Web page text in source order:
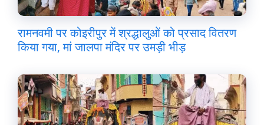
रामनवमी पर कोइरीपुर में श्रद्धालुओं को प्रसाद वितरण
किया गया, मां जालपा मंदिर पर उमड़ी भीड़